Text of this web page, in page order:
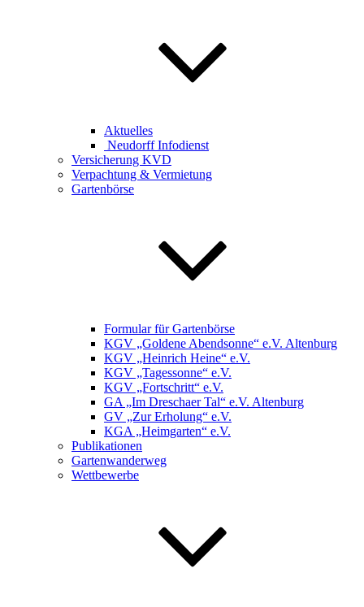
Aktuelles
Neudorff Infodienst
Versicherung KVD
Verpachtung & Vermietung
Gartenbörse
Formular für Gartenbörse
KGV „Goldene Abendsonne“ e.V. Altenburg
KGV „Heinrich Heine“ e.V.
KGV „Tagessonne“ e.V.
KGV „Fortschritt“ e.V.
GA „Im Dreschaer Tal“ e.V. Altenburg
GV „Zur Erholung“ e.V.
KGA „Heimgarten“ e.V.
Publikationen
Gartenwanderweg
Wettbewerbe